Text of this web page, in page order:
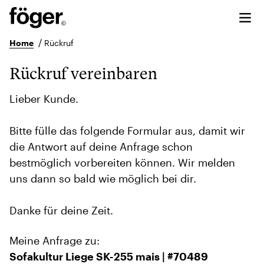
Home / Rückruf
Rückruf vereinbaren
Lieber Kunde.
Bitte fülle das folgende Formular aus, damit wir
die Antwort auf deine Anfrage schon
bestmöglich vorbereiten können. Wir melden
uns dann so bald wie möglich bei dir.
Danke für deine Zeit.
Meine Anfrage zu:
Sofakultur Liege SK-255 mais | #70489